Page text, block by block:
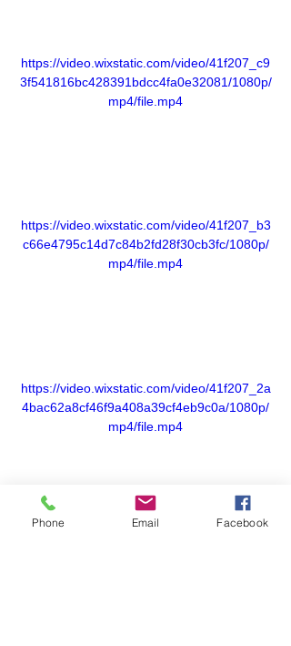
https://video.wixstatic.com/video/41f207_c9
3f541816bc428391bdcc4fa0e32081/1080p/
mp4/file.mp4
https://video.wixstatic.com/video/41f207_b3
c66e4795c14d7c84b2fd28f30cb3fc/1080p/
mp4/file.mp4
https://video.wixstatic.com/video/41f207_2a
4bac62a8cf46f9a408a39cf4eb9c0a/1080p/
mp4/file.mp4
Phone Email Facebook